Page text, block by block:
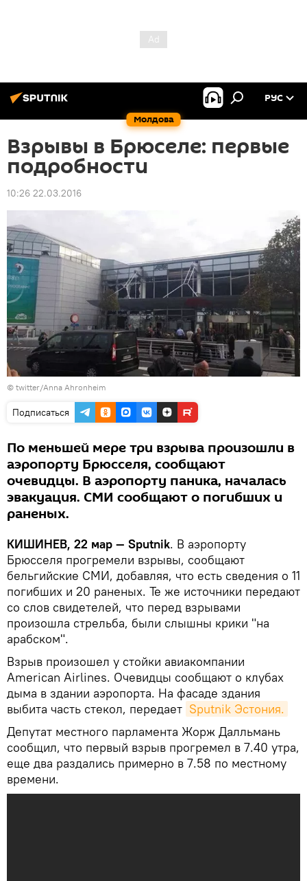
Молдова
РУС
Взрывы в Брюселе: первые
подробности
10:26 22.03.2016
Подписаться
По меньшей мере три взрыва произошли в
аэропорту Брюсселя, сообщают
очевидцы. В аэропорту паника, началась
эвакуация. СМИ сообщают о погибших и
раненых.
КИШИНЕВ, 22 мар — Sputnik. В аэропорту
Брюсселя прогремели взрывы, сообщают
бельгийские СМИ, добавляя, что есть сведения о 11
погибших и 20 раненых. Те же источники передают
со слов свидетелей, что перед взрывами
произошла стрельба, были слышны крики "на
арабском".
Взрыв произошел у стойки авиакомпании
American Airlines. Очевидцы сообщают о клубах
дыма в здании аэропорта. На фасаде здания
выбита часть стекол, передает Sputnik Эстония.
Депутат местного парламента Жорж Далльмань
сообщил, что первый взрыв прогремел в 7.40 утра,
еще два раздались примерно в 7.58 по местному
времени.